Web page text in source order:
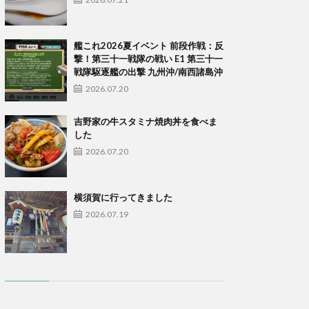
艦これ2026夏イベント 前段作戦：反
撃！第三十一戦隊の戦い E1 第三十一
戦隊駆逐艦の出撃 九州沖/南西諸島沖
2026.07.20
吉野家の牛スタミナ焼肉丼を食べま
した
2026.07.20
横須賀に行ってきました
2026.07.19